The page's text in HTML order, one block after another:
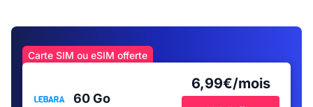
Carte SIM ou eSIM offerte
60 Go
6,99€/mois